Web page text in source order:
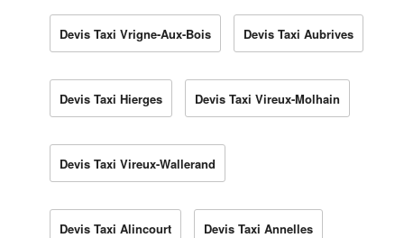
Devis Taxi Vrigne-Aux-Bois Devis Taxi Aubrives
Devis Taxi Hierges Devis Taxi Vireux-Molhain
Devis Taxi Vireux-Wallerand
Devis Taxi Alincourt Devis Taxi Annelles